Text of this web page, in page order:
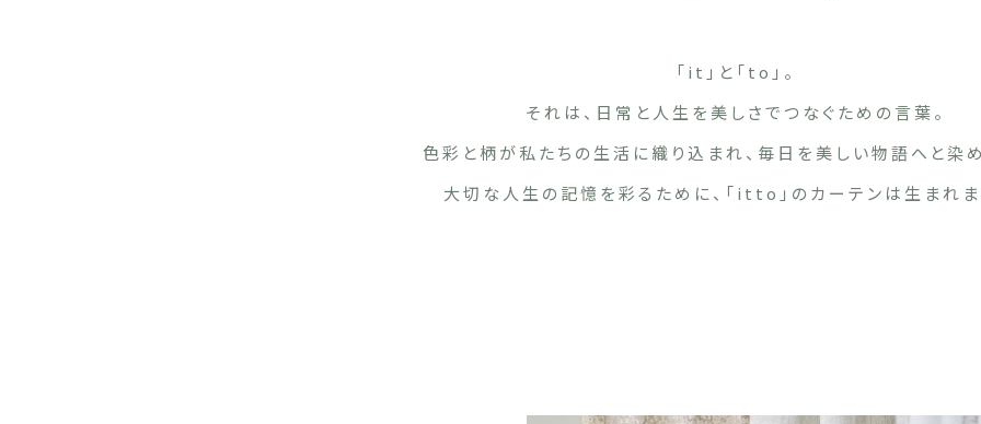
「it」と「to」。
それは、日常と人生を美しさで つなぐための言葉。
色彩と柄が私たちの生活に織り込まれ、 毎日を美しい物語へと染め
大切な人生の記憶を彩るために、 「itto」のカーテンは生まれま